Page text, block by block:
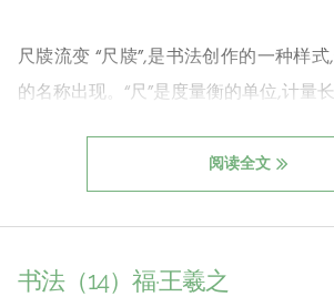
尺牍流变 “尺牍”,是书法创作的一种样
的名称出现。“尺”是度量衡的单位,计量
阅读全文
书法（14）福·王羲之